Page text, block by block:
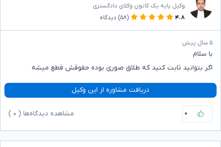
وکیل پایه یک کانون وکلای دادگستری
۴.۸
(۵۸) دیدگاه
۵ سال پیش
با سلام
اگر بتوانید ثابت کنید که طلاق صوری بوده حقوقش قطع میشه
دریافت مشاوره از این وکیل
۰ مشاهده دیدگاه‌ها ( ۰